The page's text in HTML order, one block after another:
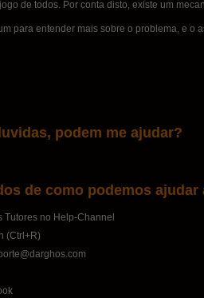
de todos. Por conta disto, existe um
para entender mais sobre o problema, e o
podem me ajudar?
de como podemos
Tutores no Help-Channel
(Ctrl+R)